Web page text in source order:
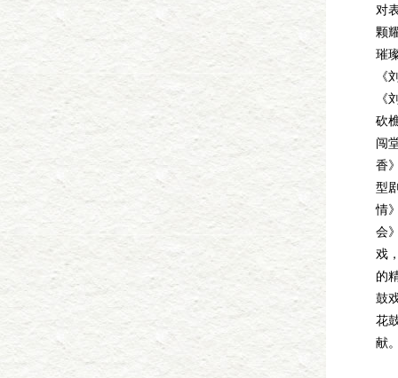
对
颗
璀
《
《
砍
闯
香
型
情
会
戏
的
鼓
花
献